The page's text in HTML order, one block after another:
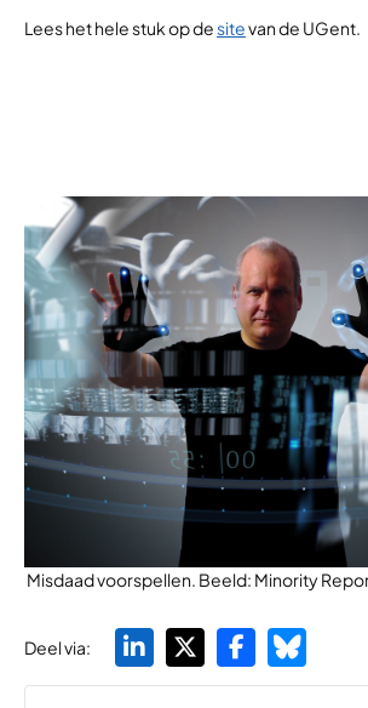
Lees het hele stuk op de sitevan de UGent.
Misdaad voorspellen. Beeld: Minority
Deel via: